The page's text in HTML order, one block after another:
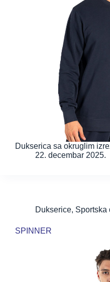
Dukserica sa okruglim
22. decembar 2025.
Dukserice, Sportska
SPINNER